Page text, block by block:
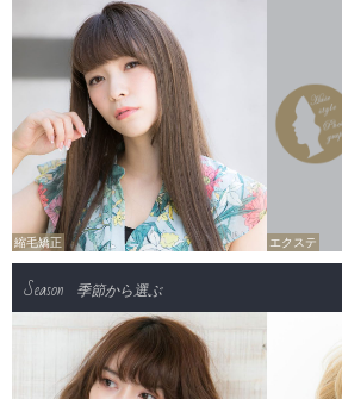
縮毛矯正 エクステ
Season 季節から選ぶ